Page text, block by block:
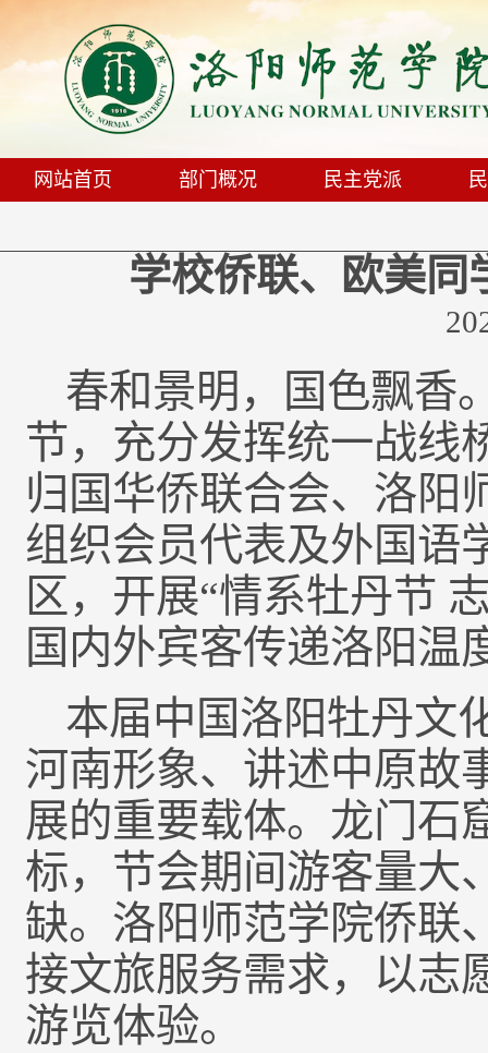
网站首页 部门概况 民主党派
学校侨联、欧美同
春和景明，国色飘香
节，充分发挥统一战线
归国华侨联合会、洛阳
组织会员代表及外国语
区，开展“情系牡丹节
国内外宾客传递洛阳温
本届中国洛阳牡丹文
河南形象、讲述中原故
展的重要载体。龙门石
标，节会期间游客量大
缺。洛阳师范学院侨联
接文旅服务需求，以志
游览体验。